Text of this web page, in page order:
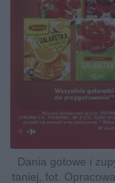
Dania gotowe i
taniej, fot.